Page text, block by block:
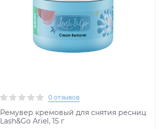
0 отзывов
Ремувер кремовый для снятия ресниц
Lash&Go Ariel, 15 г